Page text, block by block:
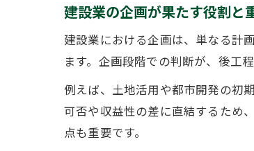
建設業の企画が果たす役割と
建設業における企画は、単なる計
ます。企画段階での判断が、後工
例えば、土地活用や都市開発の初
可否や収益性の差に直結するため
点も重要です。